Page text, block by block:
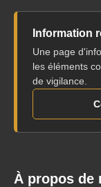
Information
Une page
les éléments
de vigilance.
À propos de